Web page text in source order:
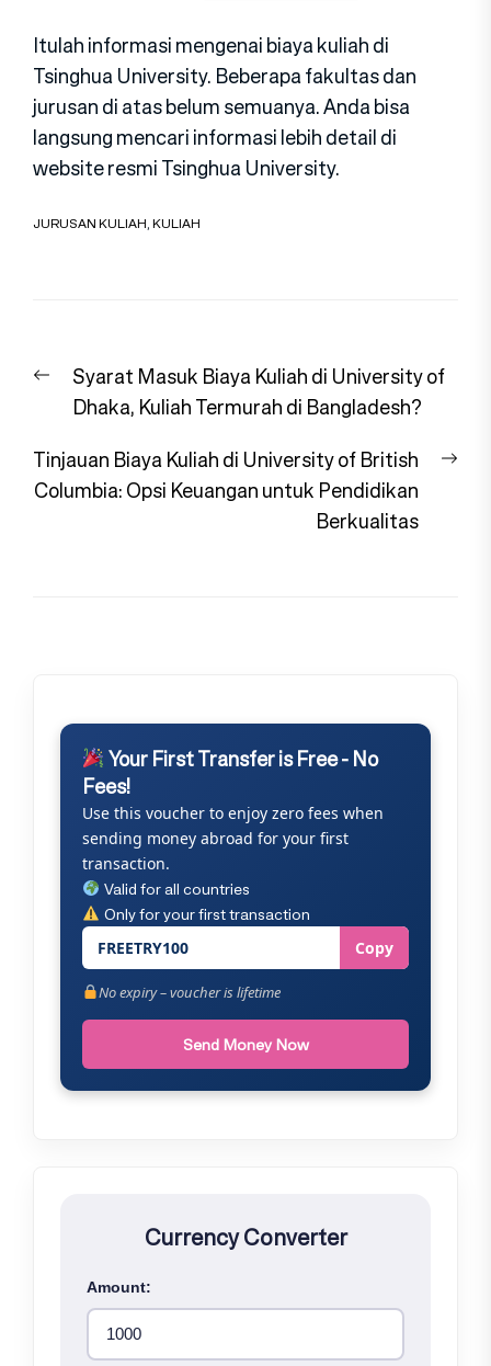
Itulah informasi mengenai biaya kuliah di
Tsinghua University. Beberapa fakultas dan
jurusan di atas belum semuanya. Anda bisa
langsung mencari informasi lebih detail di
website resmi Tsinghua University.
JURUSAN KULIAH,KULIAH
pos
Previous
post:
Syarat Masuk Biaya Kuliah di University of
Dhaka, Kuliah Termurah di Bangladesh?
Tinjauan Biaya Kuliah di University of British
Columbia: Opsi Keuangan untuk Pendidikan
Berkualitas
Your First Transfer is Free - No
Fees!
Use this voucher to enjoy zero fees when
sending money abroad for your first
transaction.
Valid for all countries
Only for your first transaction
FREETRY100 Copy
No expiry – voucher is lifetime
Send Money Now
Currency Converter
Amount: